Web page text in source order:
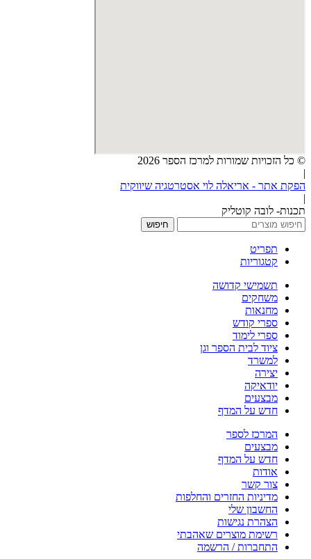
© כל הזכויות שמורות למרכז הספר 2026
|
הפקת אתר - אריאלה לוי אסטרטגיה שיווקית
|
תכנות- לובה קוטליק
חיפוש
תפריט
קטגוריות
תשמישי קדושה
משחקים
מחנאות
ספרי קודש
ספרי לימוד
ציוד לבית הספר וגן
למשרד
יצירה
יודאיקה
מבצעים
חדש על המדף
המרכז לספר
מבצעים
חדש על המדף
אודות
צור קשר
מדיניות החזרים והחלפות
החשבון שלי
הצהרת נגישות
רשימת מוצרים שאהבתי
התחברות / הרשמה